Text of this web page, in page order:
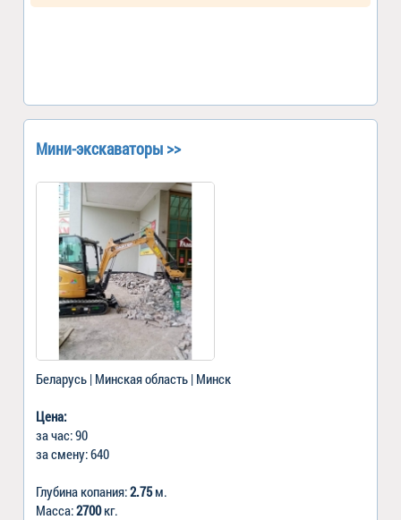
Мини-экскаваторы >>
Беларусь | Минская область | Минск
Цена:
за час: 90
за смену: 640
Глубина копания:2.75м.
Масса:2700кг.